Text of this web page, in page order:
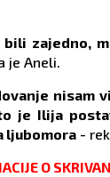
zajedno,
je Aneli.
nisam
je Ilija
ljubomora -
O